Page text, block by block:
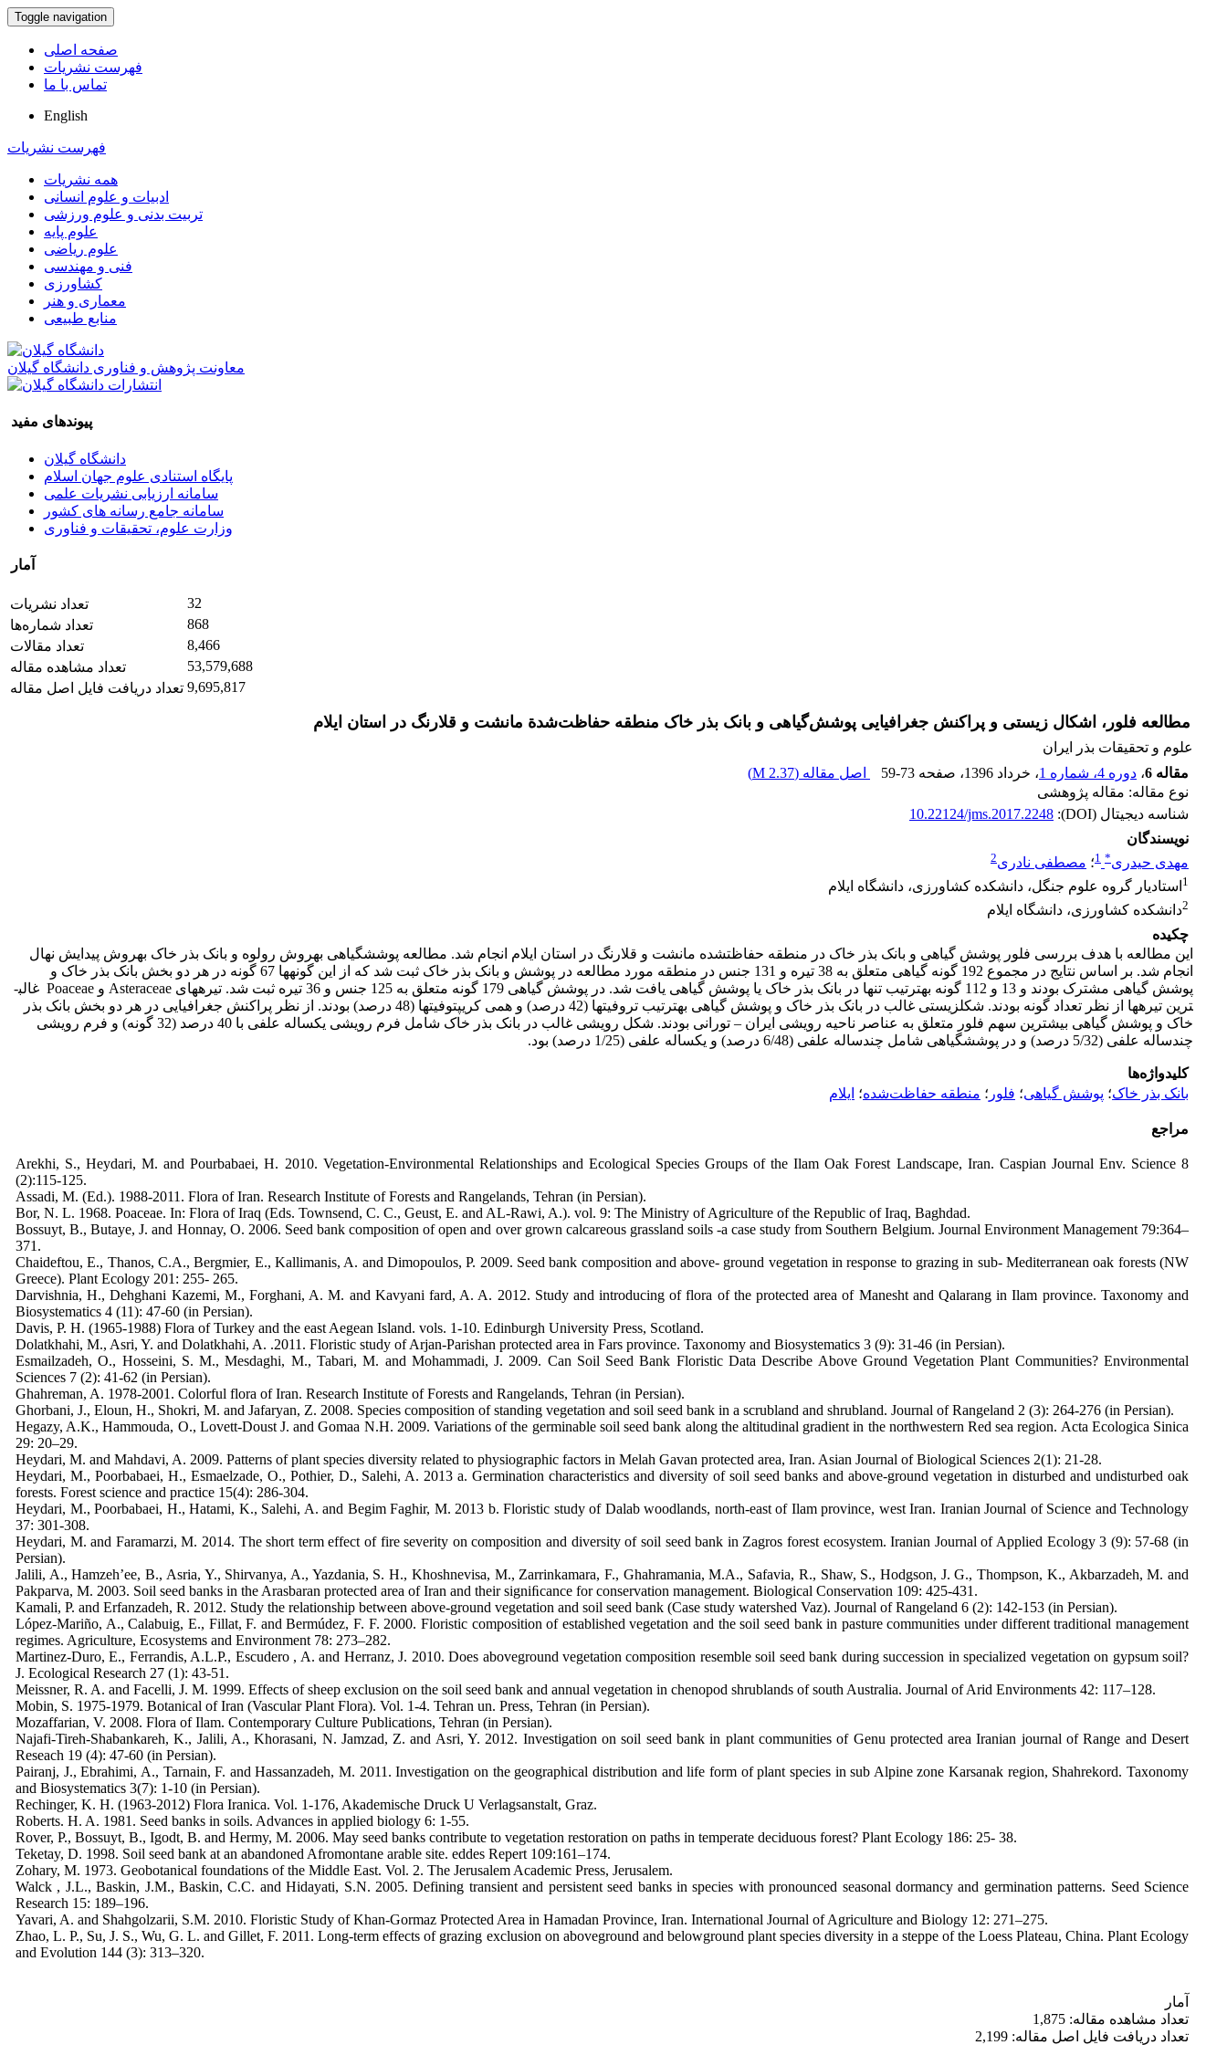
Toggle navigation
صفحه اصلی
فهرست نشریات
تماس با ما
English
فهرست نشریات
همه نشریات
ادبیات و علوم انسانی
تربیت بدنی و علوم ورزشی
علوم پایه
علوم ریاضی
فنی و مهندسی
کشاورزی
معماری و هنر
منابع طبیعی
معاونت پژوهش و فناوری دانشگاه گیلان
پیوندهای مفید
دانشگاه گیلان
پایگاه استنادی علوم جهان اسلام
سامانه ارزیابی نشریات علمی
سامانه جامع رسانه های کشور
وزارت علوم، تحقیقات و فناوری
آمار
تعداد نشریات
32
تعداد شماره‌ها
868
تعداد مقالات
8,466
تعداد مشاهده مقاله
53,579,688
تعداد دریافت فایل اصل مقاله 9,695,817
مطالعه فلور، اشکال زیستی و پراکنش جغرافیایی پوشش‌گیاهی و بانک بذر خاک منطقه حفاظت‌شدة مانشت و قلارنگ در استان ایلام
علوم و تحقیقات بذر ایران
مقاله 6
، دوره 4، شماره 1 ، خرداد 1396 ، صفحه 59-73 اصل مقاله (2.37 M
)
نوع مقاله: مقاله پژوهشی
شناسه دیجیتال (DOI):
10.22124/jms.2017.2248
نویسندگان
مهدی حیدری*
1؛ مصطفی نادری2
1 استادیار گروه علوم جنگل، دانشکده کشاورزی، دانشگاه ایلام
2دانشکده کشاورزی، دانشگاه ایلام
چکیده
این مطالعه با هدف بررسی فلور پوشش گیاهی و بانک بذر خاک در منطقه حفاظت­شده مانشت و قلارنگ در استان ایلام انجام شد. مطالعه پوشش­گیاهی به­روش رولوه و بانک بذر خاک به­روش پیدایش نهال
انجام شد. بر اساس نتایج در مجموع 192 گونه گیاهی متعلق به 38 تیره و 131 جنس در منطقه مورد مطالعه در پوشش و بانک بذر خاک ثبت شد که از این گونه­ها 67 گونه در هر دو بخش بانک بذر خاک و
پوشش گیاهی مشترک بودند و 13 و 112 گونه به­ترتیب تنها در بانک بذر خاک یا پوشش گیاهی یافت شد. در پوشش گیاهی 179 گونه متعلق به 125 جنس و 36 تیره ثبت شد. تیره­های Asteraceae و Poaceae غالب­
ترین تیره­ها از نظر تعداد گونه بودند. شکل­زیستی غالب در بانک بذر خاک و پوشش گیاهی به­ترتیب تروفیت­ها (42 درصد) و همی کریپتوفیت­ها (48 درصد) بودند. از نظر پراکنش جغرافیایی در هر دو بخش بانک بذر
خاک و پوشش گیاهی بیش­ترین سهم فلور متعلق به عناصر ناحیه رویشی ایران – تورانی بودند. شکل رویشی غالب در بانک بذر خاک شامل فرم رویشی یک­ساله علفی با 40 درصد (32 گونه) و فرم رویشی
چندساله علفی (5/32 درصد) و در پوشش­گیاهی شامل چند­ساله علفی (6/48 درصد) و یک­ساله علفی (1/25 درصد) بود.
کلیدواژه‌ها
بانک بذر خاک؛ پوشش گیاهی؛ فلور ؛ منطقه حفاظت‌شده؛ ایلام
مراجع
Arekhi, S., Heydari, M. and Pourbabaei, H. 2010. Vegetation-Environmental Relationships and Ecological Species Groups of the Ilam Oak Forest Landscape, Iran. Caspian Journal Env. Science 8
(2):115-125.
Assadi, M. (Ed.). 1988-2011. Flora of Iran. Research Institute of Forests and Rangelands, Tehran (in Persian).
Bor, N. L. 1968. Poaceae. In: Flora of Iraq (Eds. Townsend, C. C., Geust, E. and AL-Rawi, A.). vol. 9: The Ministry of Agriculture of the Republic of Iraq, Baghdad.
Bossuyt, B., Butaye, J. and Honnay, O. 2006. Seed bank composition of open and over grown calcareous grassland soils -a case study from Southern Belgium. Journal Environment Management 79:364–
371.
Chaideftou, E., Thanos, C.A., Bergmier, E., Kallimanis, A. and Dimopoulos, P. 2009. Seed bank composition and above- ground vegetation in response to grazing in sub- Mediterranean oak forests (NW
Greece). Plant Ecology 201: 255- 265.
Darvishnia, H., Dehghani Kazemi, M., Forghani, A. M. and Kavyani fard, A. A. 2012. Study and introducing of flora of the protected area of Manesht and Qalarang in Ilam province. Taxonomy and
Biosystematics 4 (11): 47-60 (in Persian).
Davis, P. H. (1965-1988) Flora of Turkey and the east Aegean Island. vols. 1-10. Edinburgh University Press, Scotland.
Dolatkhahi, M., Asri, Y. and Dolatkhahi, A. .2011. Floristic study of Arjan-Parishan protected area in Fars province. Taxonomy and Biosystematics 3 (9): 31-46 (in Persian).
Esmailzadeh, O., Hosseini, S. M., Mesdaghi, M., Tabari, M. and Mohammadi, J. 2009. Can Soil Seed Bank Floristic Data Describe Above Ground Vegetation Plant Communities? Environmental
Sciences 7 (2): 41-62 (in Persian).
Ghahreman, A. 1978-2001. Colorful flora of Iran. Research Institute of Forests and Rangelands, Tehran (in Persian).
Ghorbani, J., Eloun, H., Shokri, M. and Jafaryan, Z. 2008. Species composition of standing vegetation and soil seed bank in a scrubland and shrubland. Journal of Rangeland 2 (3): 264-276 (in Persian).
Hegazy, A.K., Hammouda, O., Lovett-Doust J. and Gomaa N.H. 2009. Variations of the germinable soil seed bank along the altitudinal gradient in the northwestern Red sea region. Acta Ecologica Sinica
29: 20–29.
Heydari, M. and Mahdavi, A. 2009. Patterns of plant species diversity related to physiographic factors in Melah Gavan protected area, Iran. Asian Journal of Biological Sciences 2(1): 21-28.
Heydari, M., Poorbabaei, H., Esmaelzade, O., Pothier, D., Salehi, A. 2013 a. Germination characteristics and diversity of soil seed banks and above-ground vegetation in disturbed and undisturbed oak
forests. Forest science and practice 15(4): 286-304.
Heydari, M., Poorbabaei, H., Hatami, K., Salehi, A. and Begim Faghir, M. 2013 b. Floristic study of Dalab woodlands, north-east of Ilam province, west Iran. Iranian Journal of Science and Technology
37: 301-308.
Heydari, M. and Faramarzi, M. 2014. The short term effect of fire severity on composition and diversity of soil seed bank in Zagros forest ecosystem. Iranian Journal of Applied Ecology 3 (9): 57-68 (in
Persian).
Jalili, A., Hamzeh’ee, B., Asria, Y., Shirvanya, A., Yazdania, S. H., Khoshnevisa, M., Zarrinkamara, F., Ghahramania, M.A., Safavia, R., Shaw, S., Hodgson, J. G., Thompson, K., Akbarzadeh, M. and
Pakparva, M. 2003. Soil seed banks in the Arasbaran protected area of Iran and their signiﬁcance for conservation management. Biological Conservation 109: 425-431.
Kamali, P. and Erfanzadeh, R. 2012. Study the relationship between above-ground vegetation and soil seed bank (Case study watershed Vaz). Journal of Rangeland 6 (2): 142-153 (in Persian).
López-Mariño, A., Calabuig, E., Fillat, F. and Bermúdez, F. F. 2000. Floristic composition of established vegetation and the soil seed bank in pasture communities under different traditional management
regimes. Agriculture, Ecosystems and Environment 78: 273–282.
Martinez-Duro, E., Ferrandis, A.L.P., Escudero , A. and Herranz, J. 2010. Does aboveground vegetation composition resemble soil seed bank during succession in specialized vegetation on gypsum soil?
J. Ecological Research 27 (1): 43-51.
Meissner, R. A. and Facelli, J. M. 1999. Effects of sheep exclusion on the soil seed bank and annual vegetation in chenopod shrublands of south Australia. Journal of Arid Environments 42: 117–128.
Mobin, S. 1975-1979. Botanical of Iran (Vascular Plant Flora). Vol. 1-4. Tehran un. Press, Tehran (in Persian).
Mozaffarian, V. 2008. Flora of Ilam. Contemporary Culture Publications, Tehran (in Persian).
Najafi-Tireh-Shabankareh, K., Jalili, A., Khorasani, N. Jamzad, Z. and Asri, Y. 2012. Investigation on soil seed bank in plant communities of Genu protected area Iranian journal of Range and Desert
Reseach 19 (4): 47-60 (in Persian).
Pairanj, J., Ebrahimi, A., Tarnain, F. and Hassanzadeh, M. 2011. Investigation on the geographical distribution and life form of plant species in sub Alpine zone Karsanak region, Shahrekord. Taxonomy
and Biosystematics 3(7): 1-10 (in Persian).
Rechinger, K. H. (1963-2012) Flora Iranica. Vol. 1-176, Akademische Druck U Verlagsanstalt, Graz.
Roberts. H. A. 1981. Seed banks in soils. Advances in applied biology 6: 1-55.
Rover, P., Bossuyt, B., Igodt, B. and Hermy, M. 2006. May seed banks contribute to vegetation restoration on paths in temperate deciduous forest? Plant Ecology 186: 25- 38.
Teketay, D. 1998. Soil seed bank at an abandoned Afromontane arable site. eddes Repert 109:161–174.
Zohary, M. 1973. Geobotanical foundations of the Middle East. Vol. 2. The Jerusalem Academic Press, Jerusalem.
Walck , J.L., Baskin, J.M., Baskin, C.C. and Hidayati, S.N. 2005. Defining transient and persistent seed banks in species with pronounced seasonal dormancy and germination patterns. Seed Science
Research 15: 189–196.
Yavari, A. and Shahgolzarii, S.M. 2010. Floristic Study of Khan-Gormaz Protected Area in Hamadan Province, Iran. International Journal of Agriculture and Biology 12: 271–275.
Zhao, L. P., Su, J. S., Wu, G. L. and Gillet, F. 2011. Long-term effects of grazing exclusion on aboveground and belowground plant species diversity in a steppe of the Loess Plateau, China. Plant Ecology
and Evolution 144 (3): 313–320.
آمار
تعداد مشاهده مقاله: 1,875
تعداد دریافت فایل اصل مقاله: 2,199